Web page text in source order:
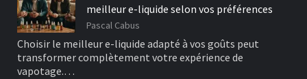
meilleur e-liquide selon vos préférences
Pascal Cabus
Choisir le meilleur e-liquide adapté à vos goûts peut
transformer complètement votre expérience de
vapotage.…